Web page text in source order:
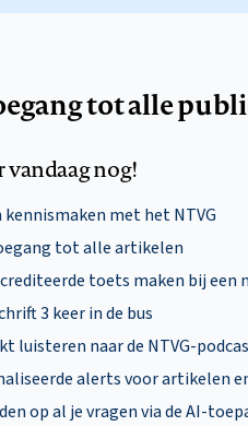
tot alle
nog!
kennismaken met het NTVG
tot alle artikelen
toets maken bij
3 keer in de bus
luisteren naar de NTVG-
alerts voor artikelen
op al je vragen via de AI-